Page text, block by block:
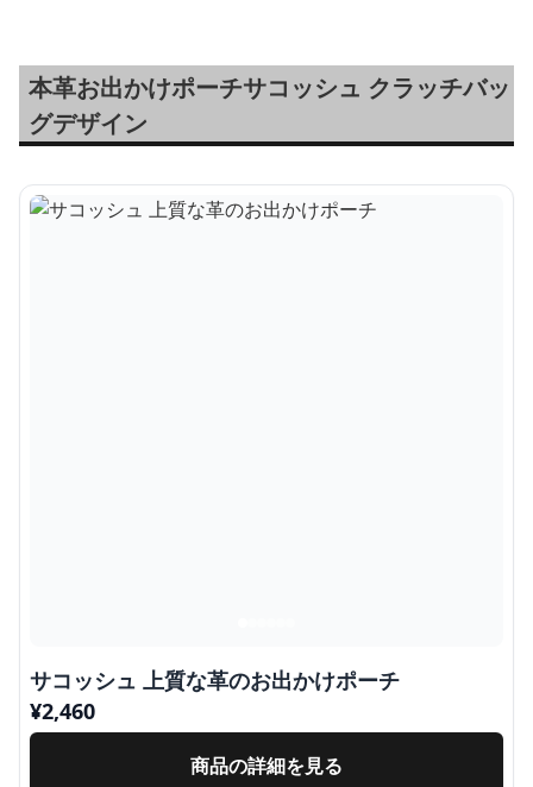
本革お出かけポーチサコッシュ クラッチバッ
グデザイン
サコッシュ 上質な革のお出かけポーチ
¥2,460
商品の詳細を見る